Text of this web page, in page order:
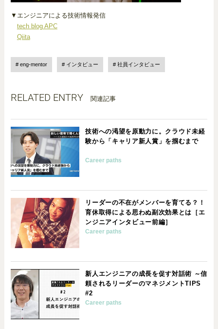
▼エンジニアによる技術情報発信
tech blog APC
Qiita
eng-mentor インタビュー 社員インタビュー
RELATED ENTRY 関連記事
技術への渇望を原動力に。クラウド未経
験から「キャリア新人賞」を掴むまで
Career paths
リーダーの不在がメンバーを育てる？！
育休取得による思わぬ副次効果とは［エ
ンジニアインタビュー前編］
Career paths
新人エンジニアの成長を促す対話術 ～信
頼されるリーダーのマネジメントTIPS
#2
Career paths